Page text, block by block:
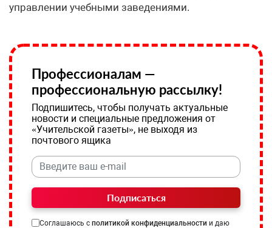
управлении учебными заведениями.
Профессионалам —
профессиональную рассылку!
Подпишитесь, чтобы получать актуальные
новости и специальные предложения от
«Учительской газеты», не выходя из
почтового ящика
Подписаться
Соглашаюсь с политикой конфиденциальности и даю